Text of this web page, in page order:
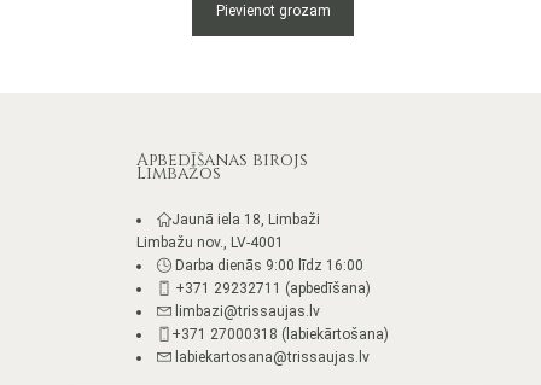
Pievienot grozam
Apbedīšanas birojs
Limbažos
Jaunā iela 18, Limbaži
Limbažu nov., LV-4001
Darba dienās 9:00 līdz 16:00
+371 29232711 (apbedīšana)
limbazi@trissaujas.lv
+371 27000318 (labiekārtošana)
labiekartosana@trissaujas.lv